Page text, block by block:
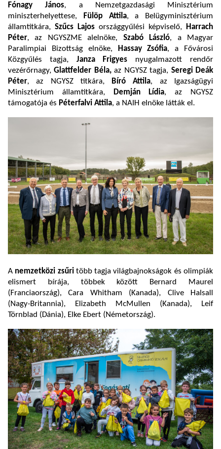
Fónagy János, a Nemzetgazdasági Minisztérium
miniszterhelyettese,
Fülöp Attila, a Belügyminisztérium
államtitkára, Szűcs Lajos országgyűlési képviselő,
Harrach
Péter, az NGYSZME alelnöke, Szabó László, a Magyar
Paralimpiai Bizottság elnöke,
Hassay Zsófia, a Fővárosi
Közgyűlés tagja, Janza Frigyes nyugalmazott rendőr
vezérőrnagy,Glattfelder Béla,az NGYSZ tagja, Seregi Deák
Péter, az NGYSZ titkára, Bíró Attila, az Igazságügyi
Minisztérium államtitkára, Demján Lídia, az NGYSZ
támogatója és Péterfalvi Attila, a NAIH elnöke látták el.
A nemzetközi zsűritöbb tagja világbajnokságok és olimpiák
elismert bírája, többek között Bernard Maurel
(Franciaország), Cara Whitham (Kanada), Clive Halsall
(Nagy-Britannia), Elizabeth McMullen (Kanada), Leif
Törnblad (Dánia), Elke Ebert (Németország).